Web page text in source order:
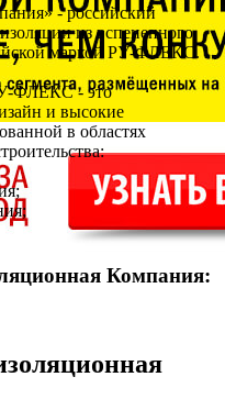
- российский
из вспененного
маркой РУ-ФЛЕКС.
ФЛЕКС - это
и высокие
в областях
изоляция
станциях;
Компания: